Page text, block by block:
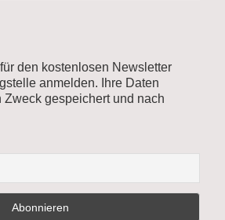
den kostenlosen Newsletter
anmelden. Ihre Daten
Zweck gespeichert und nach